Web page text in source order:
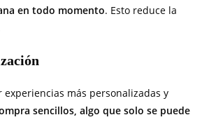
en todo momento. Esto reduce la
más personalizadas y
sencillos, algo que solo se puede